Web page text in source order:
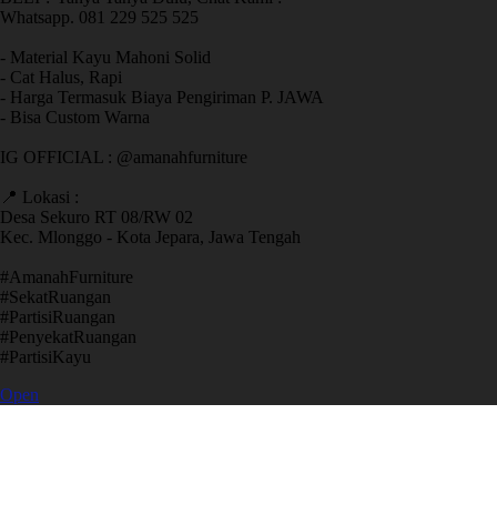
Whatsapp. 081 229 525 525
- Material Kayu Mahoni Solid
- Cat Halus, Rapi
- Harga Termasuk Biaya Pengiriman P. JAWA
- Bisa Custom Warna
IG OFFICIAL : @amanahfurniture
📍 Lokasi :
Desa Sekuro RT 08/RW 02
Kec. Mlonggo - Kota Jepara, Jawa Tengah
​#AmanahFurniture
​#SekatRuangan
​#PartisiRuangan
​#PenyekatRuangan
​#PartisiKayu
Open